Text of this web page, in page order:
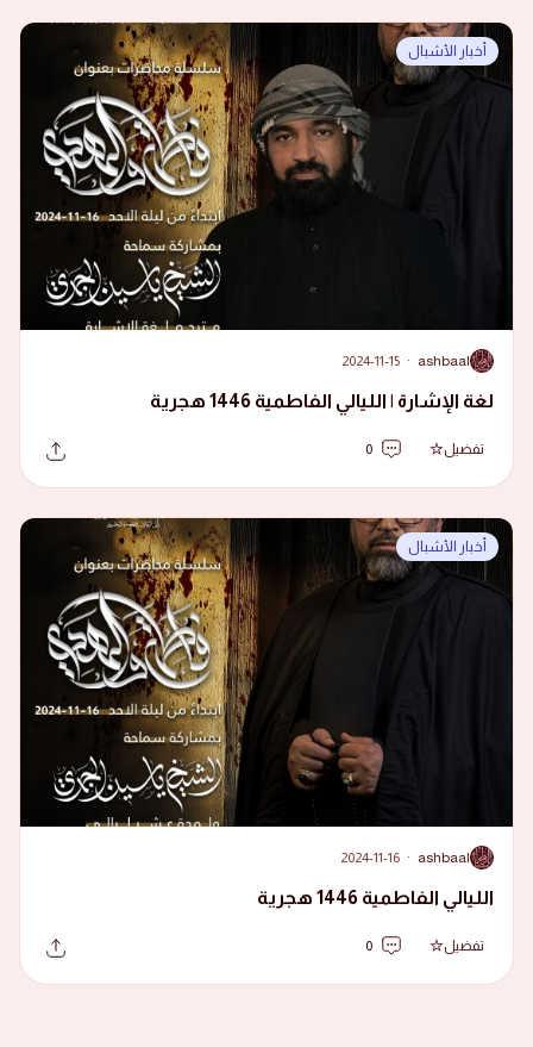
أخبار الأشبال
A
ashbaal
·
2024-11-15
لغة الإشارة | الليالي الفاطمية 1446 هجرية
تفضيل 0
أخبار الأشبال
A
ashbaal
·
2024-11-16
الليالي الفاطمية 1446 هجرية
تفضيل 0